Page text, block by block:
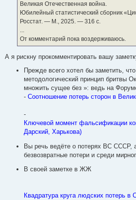
Великая Отечественная война.
Юбилейный статистический сборник
Росстат. — М., 2025. — 316 с.
...
От комментарий пока воздерживаюсь.
А я рискну прокомментировать вашу
Прежде всего хотел бы заметить,
методологический принцип бритвы
множить сущее без »: ведь на
- Соотношение потерь сторон в
-
Ключевой момент фальсификации
Дарский, Харькова)
Вы речь ведёте о потерях ВС СССР,
безвозвратные потери и среди
В своей заметке в ЖЖ
Квадратура круга людских потерь в